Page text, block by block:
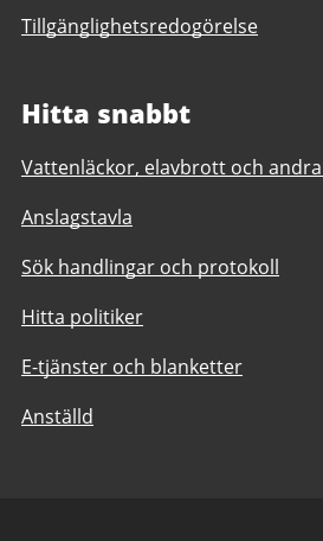
Tillgänglighetsredogörelse
Hitta snabbt
Vattenläckor, elavbrott och
Anslagstavla
Sök handlingar och protokoll
Hitta politiker
E-tjänster och blanketter
Anställd